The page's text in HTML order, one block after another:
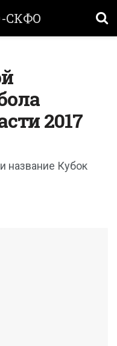
СКФО
2017
название Кубок